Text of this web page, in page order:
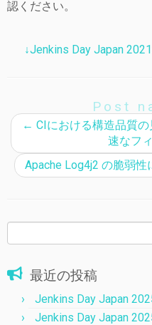
認ください。
↓Jenkins Day Japan
Post
← CIにおける構造品質
速なフ
Apache Log4j2 の脆弱
索:
最近の投稿
Jenkins Day Japan
Jenkins Day Japan